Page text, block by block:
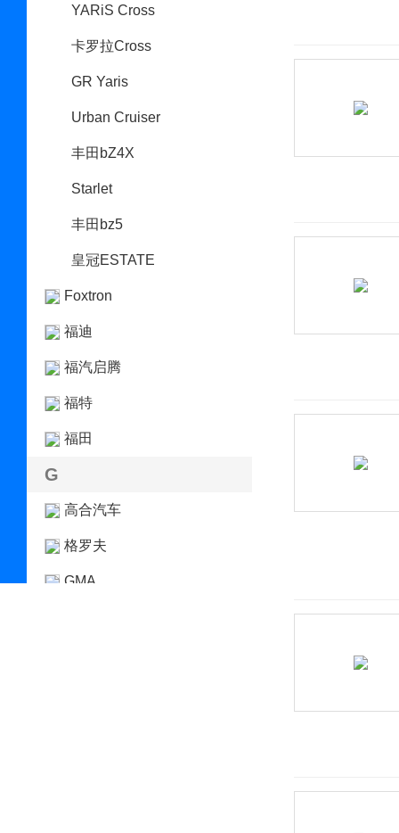
YARiS Cross
卡罗拉Cross
GR Yaris
Urban Cruiser
丰田bZ4X
Starlet
丰田bz5
皇冠ESTATE
Foxtron
福迪
福汽启腾
福特
福田
G
高合汽车
格罗夫
GMA